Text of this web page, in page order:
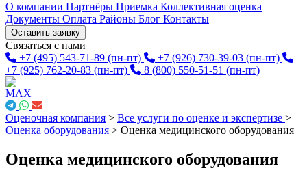
О компании Партнёры Приемка Коллективная оценка
Документы Оплата Районы Блог Контакты
Оставить заявку
Связаться с нами
+7 (495) 543-71-89 (пн-пт) +7 (926) 730-39-03 (пн-пт)
+7 (925) 762-20-83 (пн-пт) 8 (800) 550-51-51 (пн-пт)
Оценочная компания > Все услуги по оценке и экспертизе >
Оценка оборудования > Оценка медицинского оборудования
Оценка медицинского оборудования